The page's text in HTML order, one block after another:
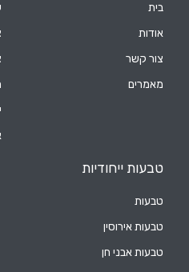
בית
אודות
צור קשר
מאמרים
טבעות ייחודיות
טבעות
טבעות אירוסין
טבעות אבני חן